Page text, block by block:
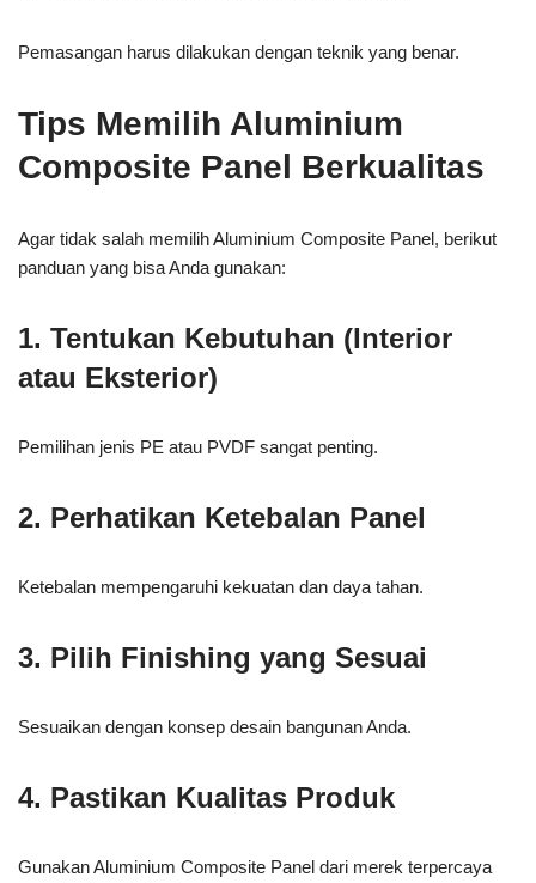
Pemasangan harus dilakukan dengan teknik yang benar.
Tips Memilih Aluminium
Composite Panel Berkualitas
Agar tidak salah memilih Aluminium Composite Panel, berikut
panduan yang bisa Anda gunakan:
1. Tentukan Kebutuhan (Interior
atau Eksterior)
Pemilihan jenis PE atau PVDF sangat penting.
2. Perhatikan Ketebalan Panel
Ketebalan mempengaruhi kekuatan dan daya tahan.
3. Pilih Finishing yang Sesuai
Sesuaikan dengan konsep desain bangunan Anda.
4. Pastikan Kualitas Produk
Gunakan Aluminium Composite Panel dari merek terpercaya